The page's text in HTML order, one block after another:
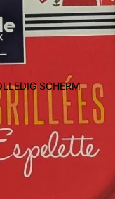
SCHERM